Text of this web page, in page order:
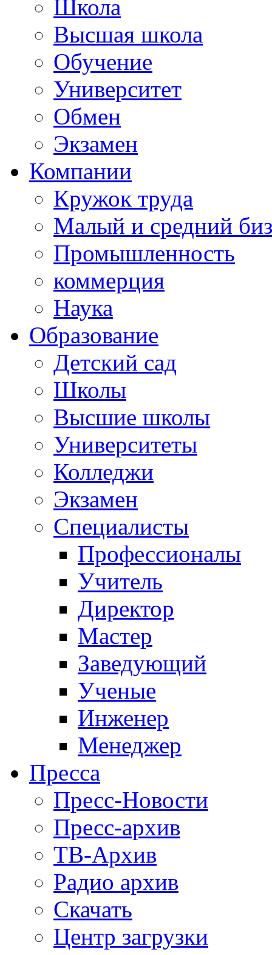
Школа
Высшая школа
Обучение
Университет
Обмен
Экзамен
Компании
Кружок труда
Малый и средний
Промышленность
коммерция
Наука
Образование
Детский сад
Школы
Высшие школы
Университеты
Колледжи
Экзамен
Специалисты
Профессионалы
Учитель
Директор
Мастер
Заведующий
Ученые
Инженер
Менеджер
Пресса
Пресс-Новости
Пресс-архив
ТВ-Архив
Радио архив
Скачать
Центр загрузки